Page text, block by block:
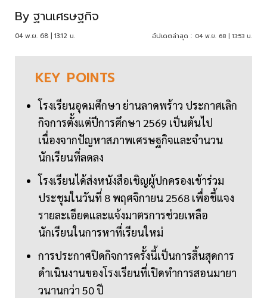
By ฐานเศรษฐกิจ
04 พ.ย. 68 | 13:12 น. อัปเดตล่าสุด : 04 พ.ย. 68 | 13:53 น.
KEY POINTS
โรงเรียนอุดมศึกษา ย่านลาดพร้าว ประกาศเลิก
กิจการตั้งแต่ปีการศึกษา 2569 เป็นต้นไป
เนื่องจากปัญหาสภาพเศรษฐกิจและจำนวน
นักเรียนที่ลดลง
โรงเรียนได้ส่งหนังสือเชิญผู้ปกครองเข้าร่วม
ประชุมในวันที่ 8 พฤศจิกายน 2568 เพื่อชี้แจง
รายละเอียดและแจ้งมาตรการช่วยเหลือ
นักเรียนในการหาที่เรียนใหม่
การประกาศปิดกิจการครั้งนี้เป็นการสิ้นสุดการ
ดำเนินงานของโรงเรียนที่เปิดทำการสอนมายา
วนานกว่า 50 ปี